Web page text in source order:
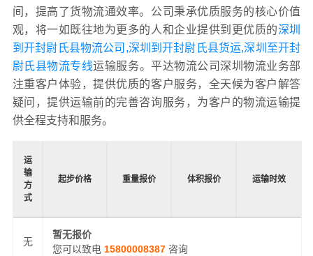
间，提高了货物流通效率。公司秉承优质服务的核心价值
观，将一如既往地为更多的人和企业提供到更优质的深圳
到开封尉氏县物流公司,深圳到开封尉氏县货运,深圳至开封
尉氏县物流专线运输服务。平达物流公司深圳物流业务部
注重客户体验，提供优质的客户服务，全天候为客户解答
疑问，提供运输前的完善咨询服务，为客户的物流运输提
供全程支持和服务。
运
输
方
式
起步价格 重量报价 体积报价 运输时效
无
暂无报价
您可以致电 15800008387 咨询